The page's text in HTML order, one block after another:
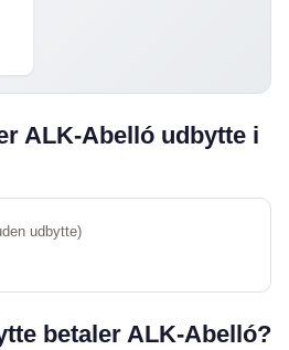
ALK-Abelló udbytte i
udbytte)
betaler ALK-Abelló?